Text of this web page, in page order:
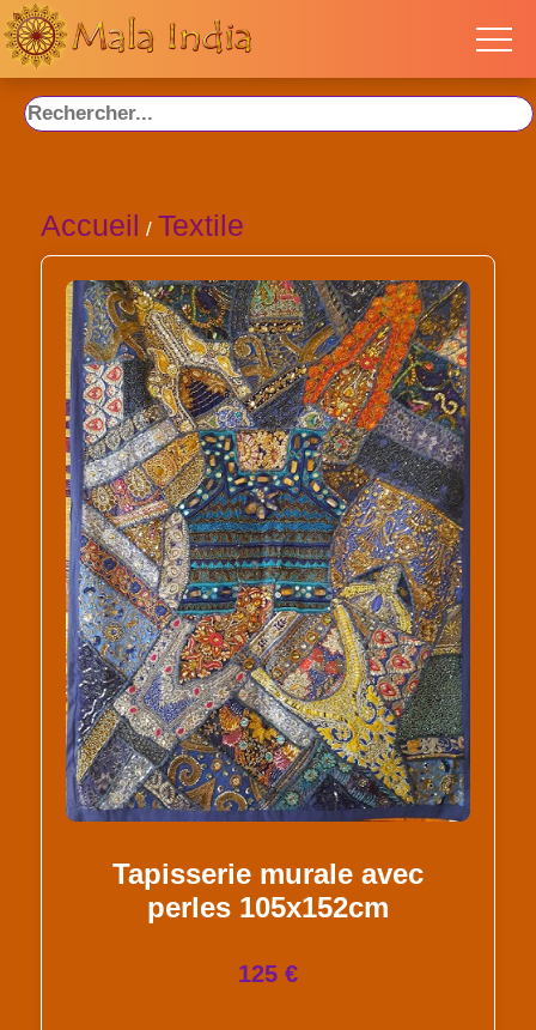
Accueil / Textile
Tapisserie murale avec
perles 105x152cm
125 €